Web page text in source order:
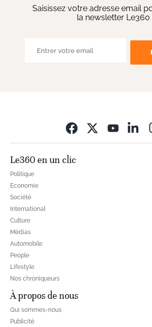
Saisissez votre adresse email
la newsletter Le360
Le360 en un clic
Politique
Economie
Société
International
Culture
Médias
Automobile
People
Lifestyle
Nos chroniqueurs
À propos de nous
Qui sommes-nous
Publicité